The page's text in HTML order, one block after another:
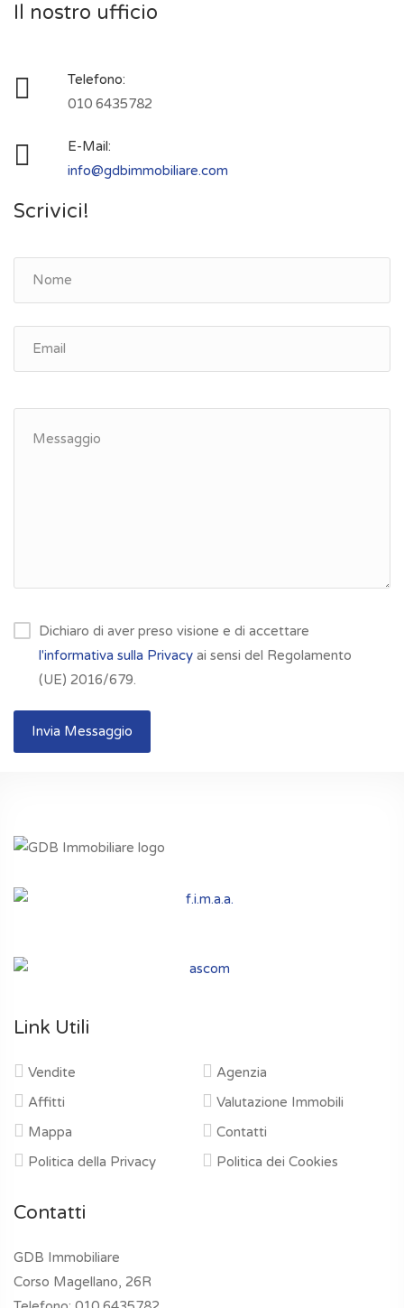
Il nostro ufficio
Telefono:
010 6435782
E-Mail:
info@gdbimmobiliare.com
Scrivici!
Dichiaro di aver preso visione e di accettare
l'informativa sulla Privacy ai sensi del Regolamento
(UE) 2016/679.
Invia Messaggio
Link Utili
Vendite
Affitti
Mappa
Politica della Privacy
Agenzia
Valutazione Immobili
Contatti
Politica dei Cookies
Contatti
GDB Immobiliare
Corso Magellano, 26R